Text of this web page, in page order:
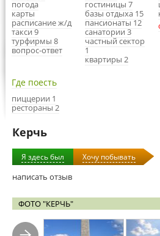
погода
карты
расписание ж/д
такси 9
турфирмы 8
вопрос-ответ
гостиницы 7
базы отдыха 15
пансионаты 12
санатории 3
частный сектор
1
квартиры 2
Где поесть
пиццерии 1
рестораны 2
Керчь
Я здесь был Хочу побывать
написать отзыв
ФОТО "КЕРЧЬ"